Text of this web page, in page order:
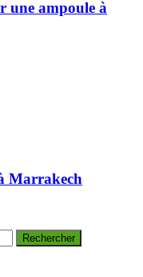
une ampoule à
Marrakech